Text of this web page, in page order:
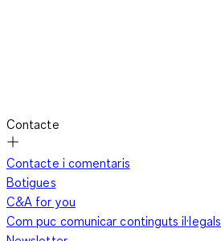
Contacte
Contacte i comentaris
Botigues
C&A for you
Com puc comunicar continguts il·legals